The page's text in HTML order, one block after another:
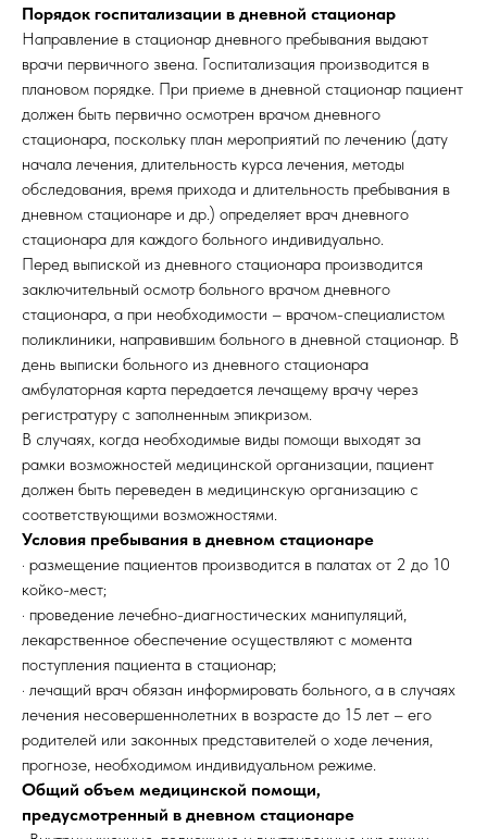
Порядок госпитализации в дневной стационар
Направление в стационар дневного пребывания выдают
врачи первичного звена. Госпитализация производится в
плановом порядке. При приеме в дневной стационар пациент
должен быть первично осмотрен врачом дневного
стационара, поскольку план мероприятий по лечению (дату
начала лечения, длительность курса лечения, методы
обследования, время прихода и длительность пребывания в
дневном стационаре и др.) определяет врач дневного
стационара для каждого больного индивидуально.
Перед выпиской из дневного стационара производится
заключительный осмотр больного врачом дневного
стационара, а при необходимости – врачом-специалистом
поликлиники, направившим больного в дневной стационар. В
день выписки больного из дневного стационара
амбулаторная карта передается лечащему врачу через
регистратуру с заполненным эпикризом.
В случаях, когда необходимые виды помощи выходят за
рамки возможностей медицинской организации, пациент
должен быть переведен в медицинскую организацию с
соответствующими возможностями.
Условия пребывания в дневном стационаре
· размещение пациентов производится в палатах от 2 до 10
койко-мест;
· проведение лечебно-диагностических манипуляций,
лекарственное обеспечение осуществляют с момента
поступления пациента в стационар;
· лечащий врач обязан информировать больного, а в случаях
лечения несовершеннолетних в возрасте до 15 лет – его
родителей или законных представителей о ходе лечения,
прогнозе, необходимом индивидуальном режиме.
Общий объем медицинской помощи,
предусмотренный в дневном стационаре